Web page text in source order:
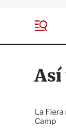
e
Así
La Fiera
Camp